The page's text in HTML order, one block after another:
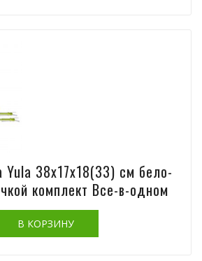
Yula 38х17х18(33) см бело-
комплект Все-в-одном